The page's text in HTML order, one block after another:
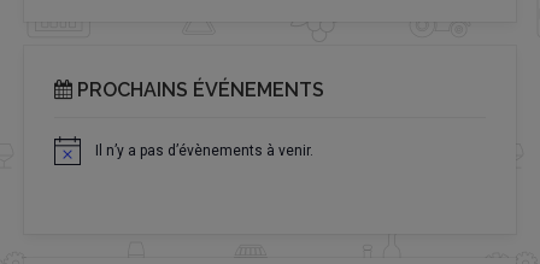
PROCHAINS ÉVÉNEMENTS
Notice Il n’y a pas d’évènements à venir.